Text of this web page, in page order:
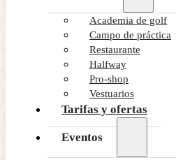
Academia de golf
Campo de práctica
Restaurante
Halfway
Pro-shop
Vestuarios
Tarifas y ofertas
Eventos
59 Club Golf Flag Award
TE PUEDE INTERESAR